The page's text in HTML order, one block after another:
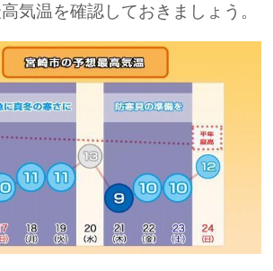
気温を確認しておきましょう。